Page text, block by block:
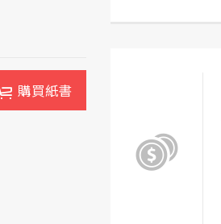
購買紙書